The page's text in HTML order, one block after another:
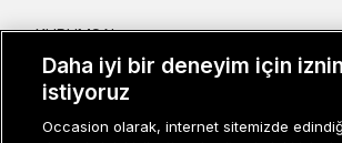
KURUMSAL
KADIN KATEGORILER
GRUP MARKALAR
Daha iyi bir deneyim için
istiyoruz
Occasion olarak, internet sitemizde